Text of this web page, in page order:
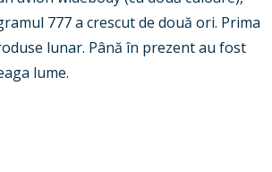
777 a crescut de două ori. Prima
lunar. Până în prezent au fost
lume.